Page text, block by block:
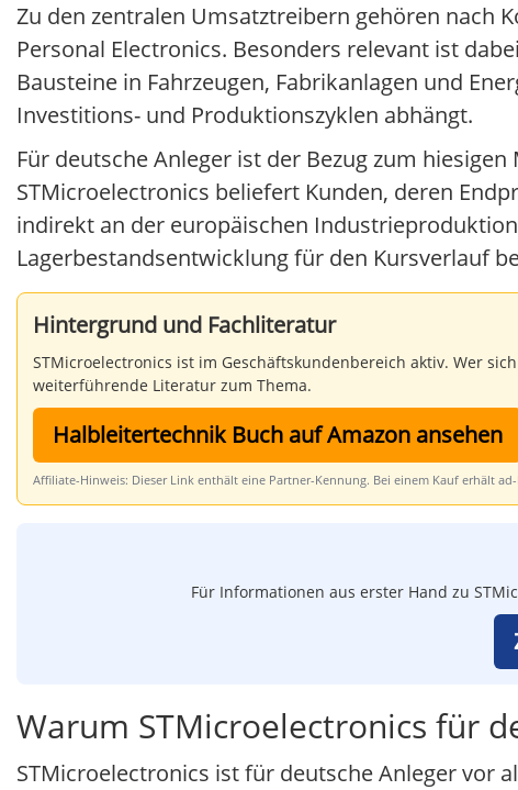
Zu den zentralen Umsatztreibern gehören nach
Personal Electronics. Besonders relevant ist
Bausteine in Fahrzeugen, Fabrikanlagen und
Investitions- und Produktionszyklen abhängt.
Für deutsche Anleger ist der Bezug zum
STMicroelectronics beliefert Kunden, deren
indirekt an der europäischen
Lagerbestandsentwicklung für den Kursverlauf
Hintergrund und Fachliteratur
STMicroelectronics ist im Geschäftskundenbereich aktiv. Wer
weiterführende Literatur zum Thema.
Halbleitertechnik Buch auf Amazon ansehen
Affiliate-Hinweis: Dieser Link enthält eine Partner-Kennung. Bei einem Kauf erhält
Für Informationen aus erster Hand zu
Warum STMicroelectronics für
STMicroelectronics ist für deutsche Anleger